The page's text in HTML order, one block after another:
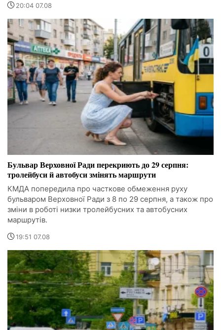
20:04 07.08
Бульвар Верховної Ради перекриють до 29 серпня:
тролейбуси й автобуси змінять маршрути
КМДА попередила про часткове обмеження руху
бульваром Верховної Ради з 8 по 29 серпня, а також про
зміни в роботі низки тролейбусних та автобусних
маршрутів.
19:51 07.08